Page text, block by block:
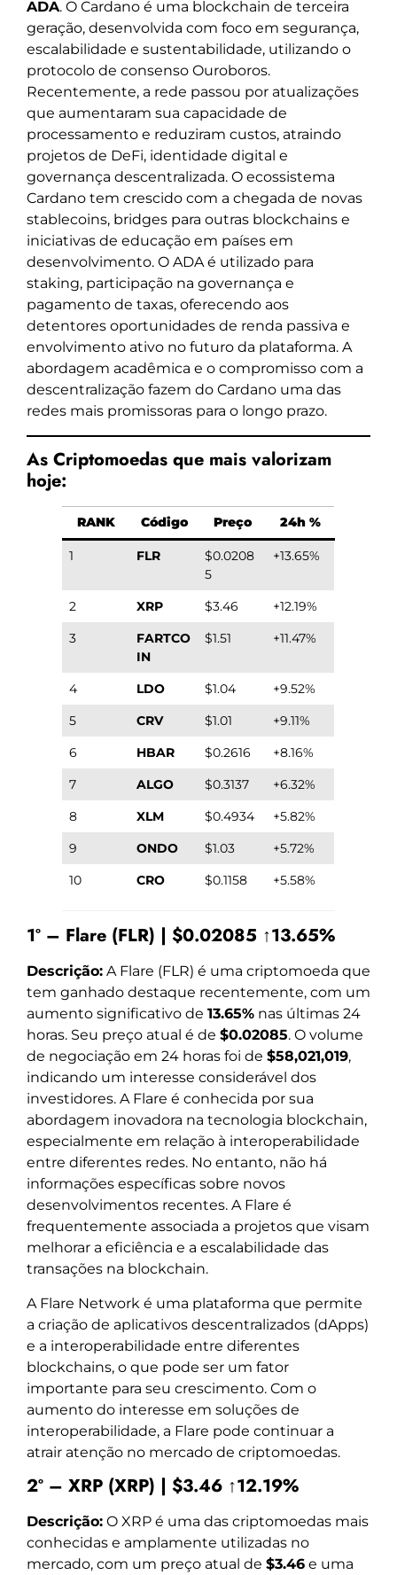
ADA. O Cardano é uma blockchain de terceira
geração, desenvolvida com foco em segurança,
escalabilidade e sustentabilidade, utilizando o
protocolo de consenso Ouroboros.
Recentemente, a rede passou por atualizações
que aumentaram sua capacidade de
processamento e reduziram custos, atraindo
projetos de DeFi, identidade digital e
governança descentralizada. O ecossistema
Cardano tem crescido com a chegada de novas
stablecoins, bridges para outras blockchains e
iniciativas de educação em países em
desenvolvimento. O ADA é utilizado para
staking, participação na governança e
pagamento de taxas, oferecendo aos
detentores oportunidades de renda passiva e
envolvimento ativo no futuro da plataforma. A
abordagem acadêmica e o compromisso com a
descentralização fazem do Cardano uma das
redes mais promissoras para o longo prazo.
As Criptomoedas que mais valorizam
hoje:
RANK Código Preço 24h %
1 FLR
$0.0208
5
+13.65%
2 XRP $3.46
+12.19%
3
FARTCO
IN
$1.51 +11.47%
4 LDO $1.04
+9.52%
5
CRV $1.01
+9.11%
6
HBAR $0.2616
+8.16%
7
ALGO $0.3137
+6.32%
8
XLM $0.4934
+5.82%
9
ONDO $1.03
+5.72%
10
CRO $0.1158 +5.58%
1º – Flare (FLR) | $0.02085 ↑13.65%
Descrição: A Flare (FLR) é uma criptomoeda que
tem ganhado destaque recentemente, com um
aumento significativo de 13.65% nas últimas 24
horas. Seu preço atual é de $0.02085. O volume
de negociação em 24 horas foi de $58,021,019,
indicando um interesse considerável dos
investidores. A Flare é conhecida por sua
abordagem inovadora na tecnologia blockchain,
especialmente em relação à interoperabilidade
entre diferentes redes. No entanto, não há
informações específicas sobre novos
desenvolvimentos recentes. A Flare é
frequentemente associada a projetos que visam
melhorar a eficiência e a escalabilidade das
transações na blockchain.
A Flare Network é uma plataforma que permite
a criação de aplicativos descentralizados (dApps)
e a interoperabilidade entre diferentes
blockchains, o que pode ser um fator
importante para seu crescimento. Com o
aumento do interesse em soluções de
interoperabilidade, a Flare pode continuar a
atrair atenção no mercado de criptomoedas.
2º – XRP (XRP) | $3.46 ↑12.19%
Descrição: O XRP é uma das criptomoedas mais
conhecidas e amplamente utilizadas no
mercado, com um preço atual de $3.46 e uma